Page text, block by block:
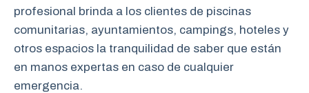
profesional brinda a los clientes de piscinas
comunitarias, ayuntamientos, campings, hoteles y
otros espacios la tranquilidad de saber que están
en manos expertas en caso de cualquier
emergencia.